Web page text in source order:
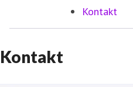
Kontakt
Kontakt